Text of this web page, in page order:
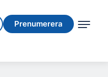
Prenumerera
Prenumerera